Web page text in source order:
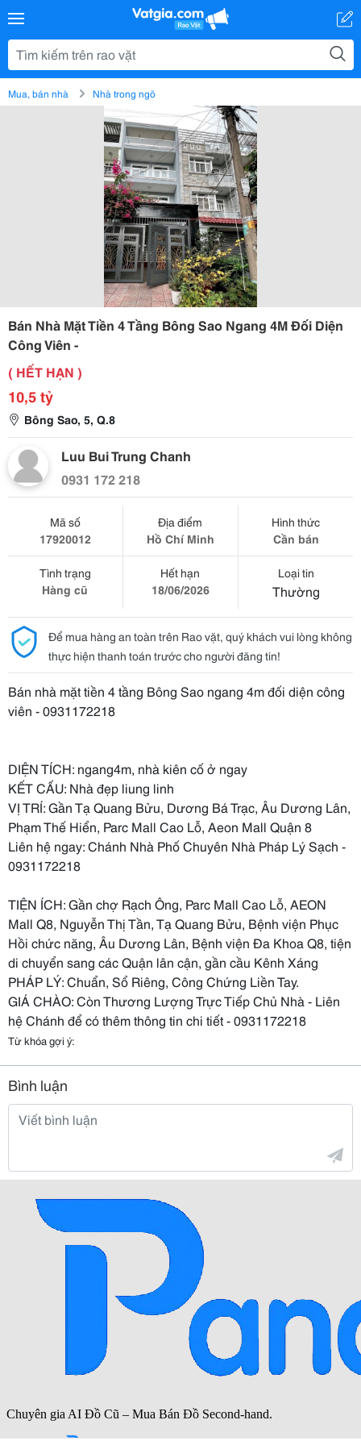
Mua, bán nhà Nhà trong ngõ
Bán Nhà Mặt Tiền 4 Tầng Bông Sao Ngang 4M Đối Diện
Công Viên -
( HẾT HẠN )
10,5 tỷ
Bông Sao, 5, Q.8
Luu Bui Trung Chanh
0931 172 218
Mã số
17920012
Địa điểm
Hồ Chí Minh
Hình thức
Cần bán
Tình trạng
Hàng cũ
Hết hạn
18/06/2026
Loại tin
Thường
Để mua hàng an toàn trên Rao vặt, quý khách vui lòng không
thực hiện thanh toán trước cho người đăng tin!
Bán nhà mặt tiền 4 tầng Bông Sao ngang 4m đối diện công
viên - 0931172218
DIỆN TÍCH: ngang4m, nhà kiên cố ở ngay
KẾT CẤU: Nhà đẹp liung linh
VỊ TRÍ: Gần Tạ Quang Bửu, Dương Bá Trạc, Âu Dương Lân,
Phạm Thế Hiển, Parc Mall Cao Lỗ, Aeon Mall Quận 8
Liên hệ ngay: Chánh Nhà Phố Chuyên Nhà Pháp Lý Sạch -
0931172218
TIỆN ÍCH: Gần chợ Rạch Ông, Parc Mall Cao Lỗ, AEON
Mall Q8, Nguyễn Thị Tần, Tạ Quang Bửu, Bệnh viện Phục
Hồi chức năng, Âu Dương Lân, Bệnh viện Đa Khoa Q8, tiện
di chuyển sang các Quận lân cận, gần cầu Kênh Xáng
PHÁP LÝ: Chuẩn, Sổ Riêng, Công Chứng Liền Tay.
GIÁ CHÀO: Còn Thương Lượng Trực Tiếp Chủ Nhà - Liên
hệ Chánh để có thêm thông tin chi tiết - 0931172218
Từ khóa gợi ý:
Bình luận